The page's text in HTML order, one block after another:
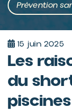
Prévention
15 juin 2025
Les
du